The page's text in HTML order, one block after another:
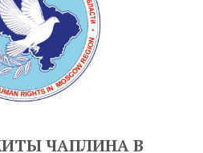
ЧАПЛИНА В